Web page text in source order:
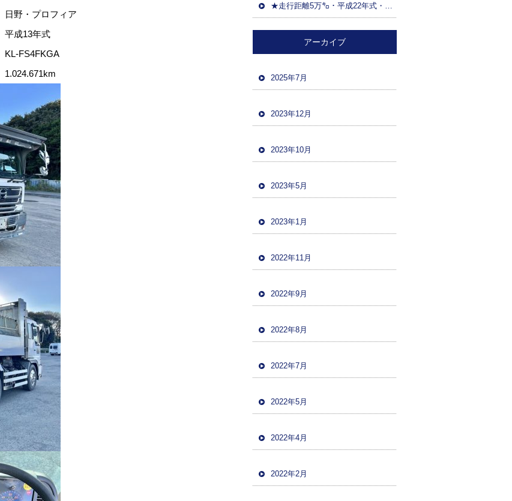
日野・プロフィア
平成13年式
KL-FS4FKGA
1.024.671km
★走行距離5万㌔・平成22年式・三菱ファイター・ハイジャッキセルフローダー・車検令和5年12月・バックカメラ・ツーデフ・積載10700kg★
アーカイブ
2025年7月
2023年12月
2023年10月
2023年5月
2023年1月
2022年11月
2022年9月
2022年8月
2022年7月
2022年5月
2022年4月
2022年2月